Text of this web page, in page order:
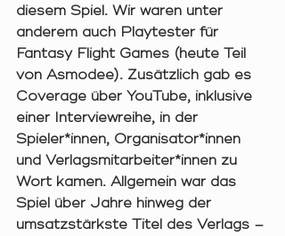
diesem Spiel. Wir waren unter
anderem auch Playtester für
Fantasy Flight Games (heute Teil
von Asmodee). Zusätzlich gab es
Coverage über YouTube, inklusive
einer Interviewreihe, in der
Spieler*innen, Organisator*innen
und Verlagsmitarbeiter*innen zu
Wort kamen. Allgemein war das
Spiel über Jahre hinweg der
umsatzstärkste Titel des Verlags –